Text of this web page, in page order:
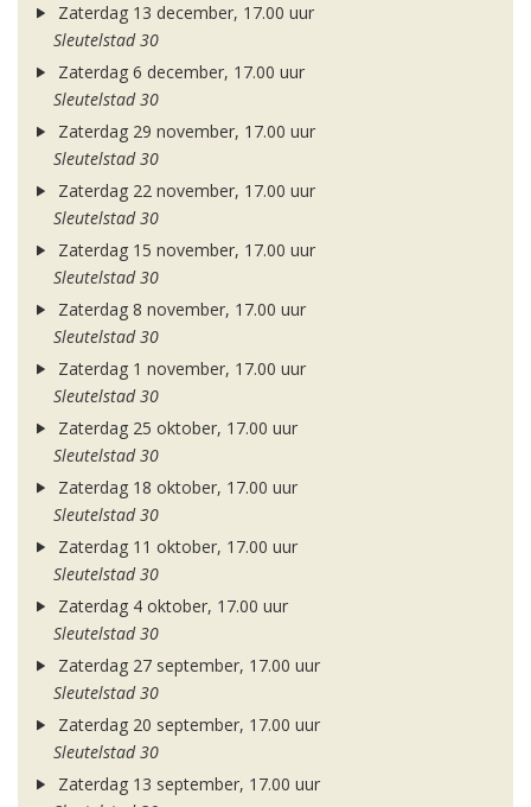
Zaterdag 13 december, 17.00 uur
Sleutelstad 30
Zaterdag 6 december, 17.00 uur
Sleutelstad 30
Zaterdag 29 november, 17.00 uur
Sleutelstad 30
Zaterdag 22 november, 17.00 uur
Sleutelstad 30
Zaterdag 15 november, 17.00 uur
Sleutelstad 30
Zaterdag 8 november, 17.00 uur
Sleutelstad 30
Zaterdag 1 november, 17.00 uur
Sleutelstad 30
Zaterdag 25 oktober, 17.00 uur
Sleutelstad 30
Zaterdag 18 oktober, 17.00 uur
Sleutelstad 30
Zaterdag 11 oktober, 17.00 uur
Sleutelstad 30
Zaterdag 4 oktober, 17.00 uur
Sleutelstad 30
Zaterdag 27 september, 17.00 uur
Sleutelstad 30
Zaterdag 20 september, 17.00 uur
Sleutelstad 30
Zaterdag 13 september, 17.00 uur